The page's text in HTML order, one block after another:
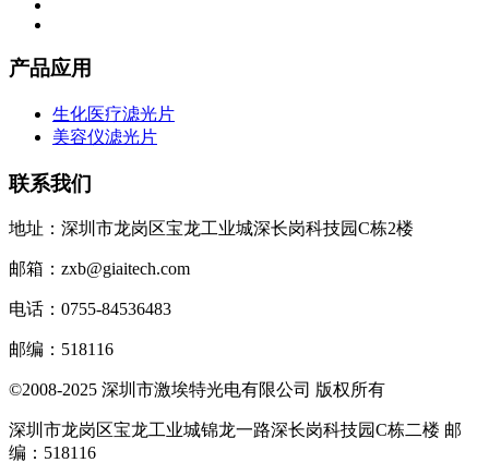
产品应用
生化医疗滤光片
美容仪滤光片
联系我们
地址：深圳市龙岗区宝龙工业城深长岗科技园C栋2楼
邮箱：zxb@giaitech.com
电话：0755-84536483
邮编：518116
©2008-2025 深圳市激埃特光电有限公司 版权所有
深圳市龙岗区宝龙工业城锦龙一路深长岗科技园C栋二楼 邮
编：518116